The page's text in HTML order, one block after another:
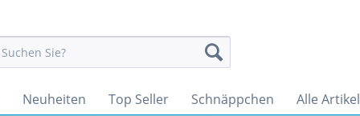
Neuheiten Top Seller Schnäppchen Alle Artikel